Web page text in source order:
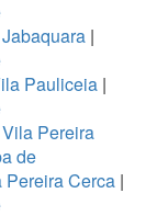
|
Pauliceia |
Pereira
de
Cerca |